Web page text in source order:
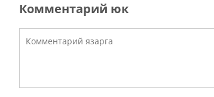
Комментарий юк